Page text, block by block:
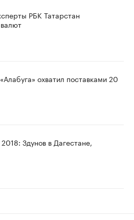
РБК Татарстан
охватил поставками 20
Здунов в Дагестане,